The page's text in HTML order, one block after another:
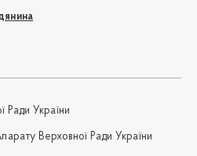
Ради України
Верховної Ради України